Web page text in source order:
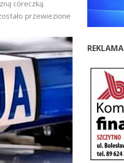
córeczką.
przewiezione
REKLAMA